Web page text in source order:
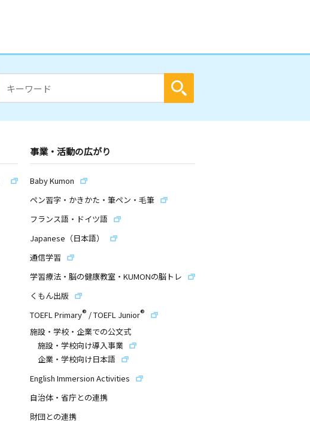
事業・活動の広がり
Baby Kumon
ペン習字・かきかた・筆ペン・毛筆
フランス語・ドイツ語
Japanese（日本語）
通信学習
学習療法・脳の健康教室・KUMONの脳トレ
くもん出版
TOEFL Primary® /TOEFL Junior®
施設・学校・企業での公文式
施設・学校向け導入事業
企業・学校向け日本語
English Immersion Activities
自治体・省庁との連携
財団との連携